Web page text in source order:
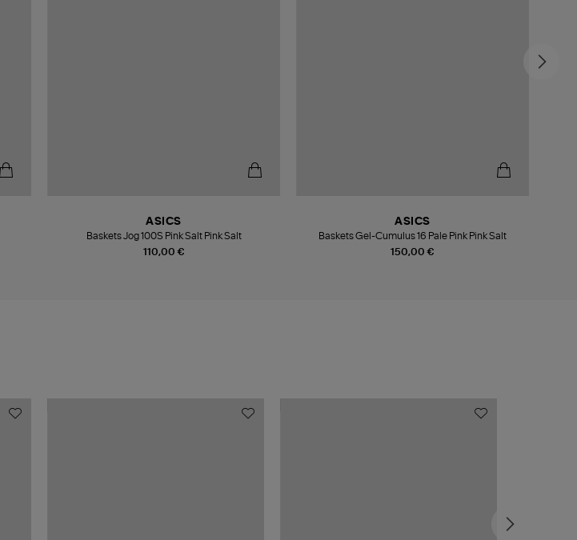
110,00 €
ASICS
Baskets Jog 100S Pink Salt Pink Salt
150,00 €
ASICS
Baskets Gel-Cumulus 16 Pale Pink Pink Salt